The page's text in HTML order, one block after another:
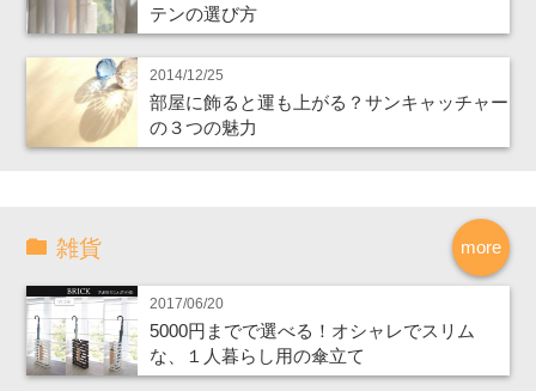
テンの選び方
2014/12/25
部屋に飾ると運も上がる？サンキャッチャー
の３つの魅力
more
雑貨
2017/06/20
5000円までで選べる！オシャレでスリム
な、１人暮らし用の傘立て